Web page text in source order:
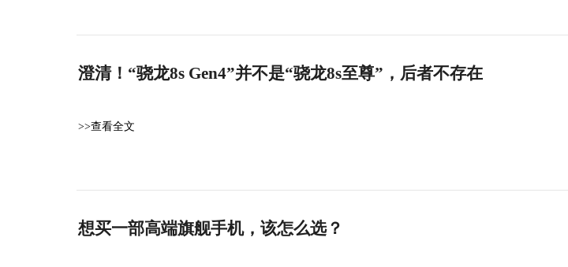
澄清！“骁龙8s Gen4”并不是“骁龙8s至尊”，后者不存在
>>查看全文
想买一部高端旗舰手机，该怎么选？